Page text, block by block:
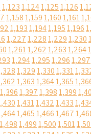
1,1231,1241,1251,126
1,1581,1591,1601,161
1,1931,1941,1951,196
1,2271,2281,2291,230
1,2611,2621,2631,264
1,2941,2951,2961,297
1,3291,3301,331
1,3631,3641,365
1,3961,3971,3981,399
1,4311,4321,433
1,4651,4661,467
1,4981,4991,5001,501